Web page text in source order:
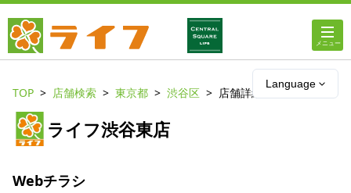
Language
店舗・チラシ情報
TOP 店舗検索 東京都 渋谷区 店舗詳細
ライフ渋谷東店
Webチラシ